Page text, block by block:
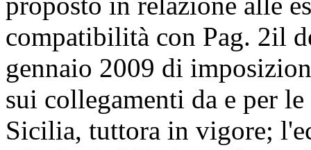
compatibilità con Pag. 2il
gennaio 2009 di
sui collegamenti da e per
Sicilia, tuttora in vigore;